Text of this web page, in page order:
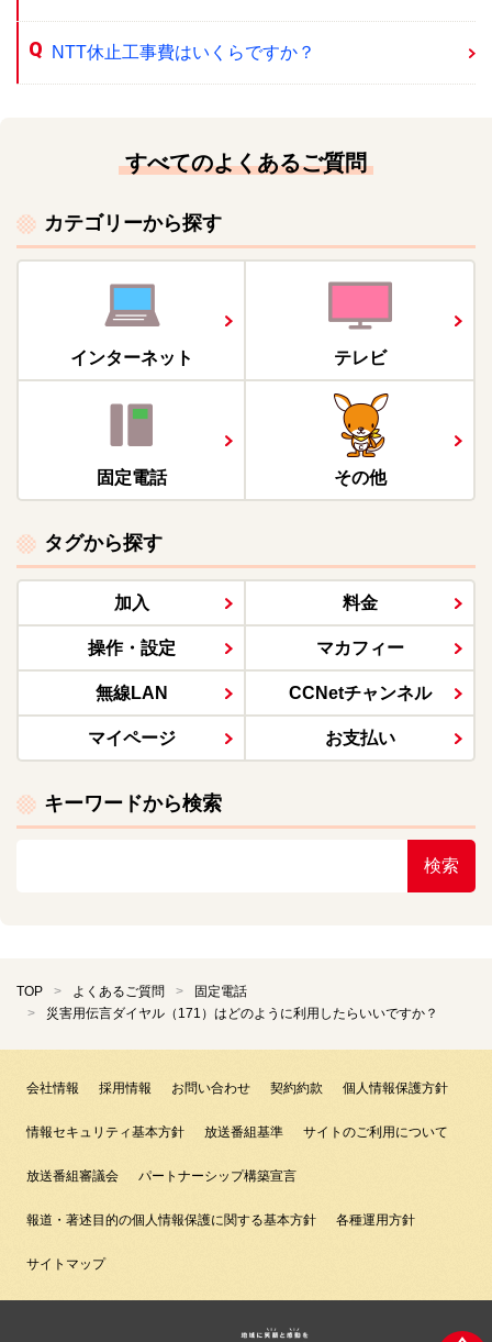
NTT休止工事費はいくらですか？
すべてのよくあるご質問
カテゴリーから探す
インターネット テレビ
固定電話 その他
タグから探す
加入 料金
操作・設定 マカフィー
無線LAN CCNetチャンネル
マイページ お支払い
キーワードから検索
検索
TOP よくあるご質問
固定電話
災害用伝言ダイヤル（171）はどのように利用したらいいですか？
会社情報 採用情報 お問い合わせ 契約約款 個人情報保護方針
情報セキュリティ基本方針 放送番組基準 サイトのご利用について
放送番組審議会 パートナーシップ構築宣言
報道・著述目的の個人情報保護に関する基本方針 各種運用方針
サイトマップ